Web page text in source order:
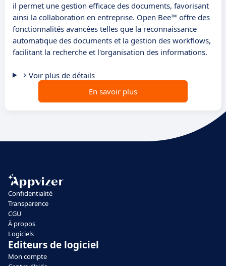
il permet une gestion efficace des documents, favorisant
ainsi la collaboration en entreprise. Open Bee™ offre des
fonctionnalités avancées telles que la reconnaissance
automatique des documents et la gestion des workflows,
facilitant la recherche et l'organisation des informations.
Voir plus de détails
En savoir plus
Confidentialité
Transparence
CGU
À propos
Logiciels
Editeurs de logiciel
Mon compte